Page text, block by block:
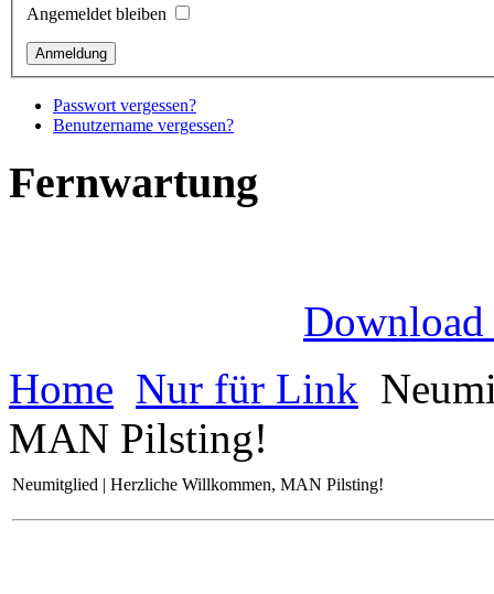
Angemeldet bleiben
Passwort vergessen?
Benutzername vergessen?
Fernwartung
Download
Home Nur für Link
MAN Pilsting!
Neumitglied | Herzliche Willkommen, MAN Pilsting!